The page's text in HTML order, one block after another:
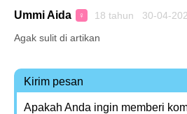
Ummi Aida ♀ 18 tahun 30-04-
Agak sulit di artikan
Kirim pesan
Apakah Anda ingin memberi